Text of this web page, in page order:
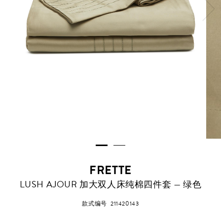
FRETTE
LUSH AJOUR 加大双人床纯棉四件套 — 绿色
款式编号211420143